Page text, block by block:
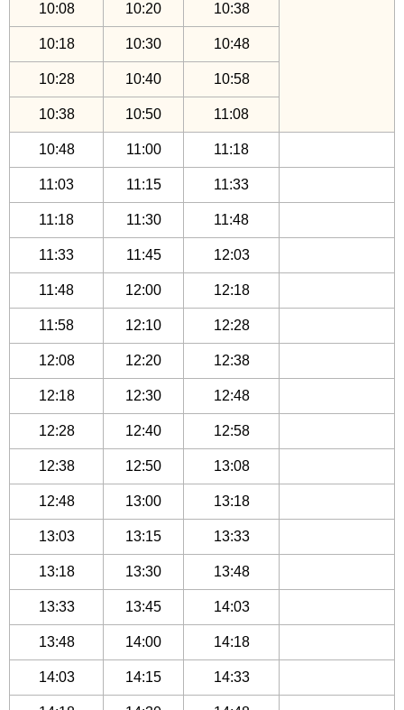
10:08 10:20 10:38
10:18 10:30 10:48
10:28 10:40 10:58
10:38 10:50 11:08
10:48 11:00 11:18
11:03 11:15 11:33
11:18 11:30 11:48
11:33 11:45 12:03
11:48 12:00 12:18
11:58 12:10 12:28
12:08 12:20 12:38
12:18 12:30 12:48
12:28 12:40 12:58
12:38 12:50 13:08
12:48 13:00 13:18
13:03 13:15 13:33
13:18 13:30 13:48
13:33 13:45 14:03
13:48 14:00 14:18
14:03 14:15 14:33